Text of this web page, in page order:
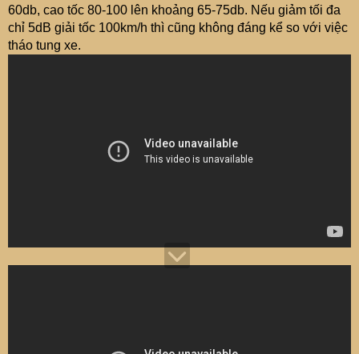
60db, cao tốc 80-100 lên khoảng 65-75db. Nếu giảm tối đa
chỉ 5dB giải tốc 100km/h thì cũng không đáng kể so với việc
tháo tung xe.